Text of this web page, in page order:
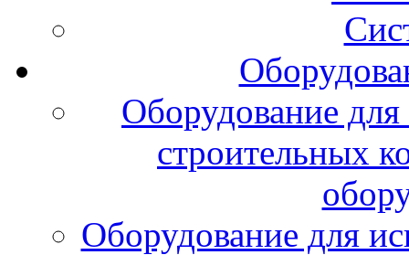
Оборудование
строительных
Оборудование для